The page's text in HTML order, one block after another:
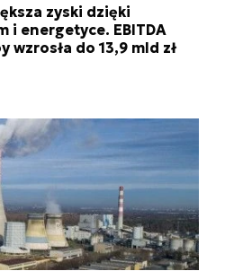
zyski dzięki
i energetyce. EBITDA
wzrosła do 13,9 mld zł